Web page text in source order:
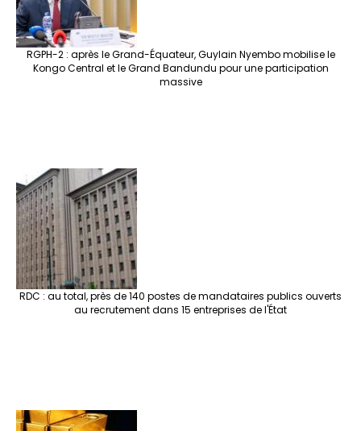
RGPH-2 : après le Grand-Équateur, Guylain Nyembo mobilise le
Kongo Central et le Grand Bandundu pour une participation
massive
RDC : au total, près de 140 postes de mandataires publics ouverts
au recrutement dans 15 entreprises de l'État